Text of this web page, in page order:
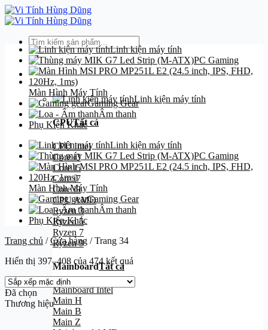
Bỏ
qua
dung
Tìm
kiếm:
Danh mục
Linh kiện máy tính
CPUTất cả
CPU Intel
Core i3
Core i5
Core i7
Core i9
CPU AMD
Ryzen 3
Ryzen 5
Ryzen 7
Ryzen 9
MainboardTất cả
Mainboard Intel
Main H
Main B
Main Z
Linh kiện máy tính
PC Gaming
Màn Hình Máy Tính
Gaming Gear
Âm thanh
Phụ Kiện Khác
Linh kiện máy tính
PC Gaming
Màn Hình Máy Tính
Gaming Gear
Âm thanh
Phụ Kiện Khác
Trang chủ / Cửa hàng /Trang 34
Hiển thị 397–408 của 474 kết quả
Đã chọn
Thương hiệu